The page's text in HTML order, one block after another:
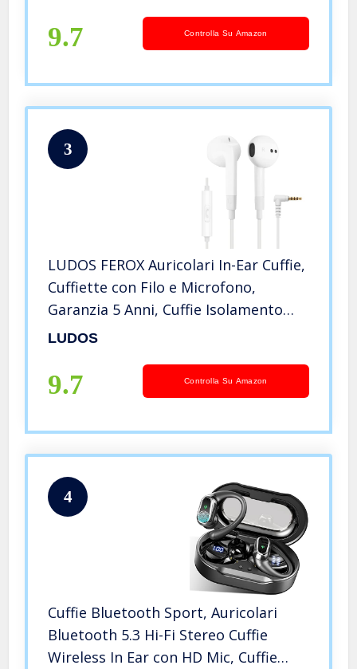
Control Cuffiette Bluetooth
9.7 Controlla Su Amazon
3
LUDOS FEROX Auricolari In-Ear Cuffie,
Cuffiette con Filo e Microfono,
Garanzia 5 Anni, Cuffie Isolamento
Acustico, Cuffiette Cellulare, Jack 3,5
Samsung, Huawei, Xiaomi
LUDOS
9.7 Controlla Su Amazon
4
Cuffie Bluetooth Sport, Auricolari
Bluetooth 5.3 Hi-Fi Stereo Cuffie
Wireless In Ear con HD Mic, Cuffie